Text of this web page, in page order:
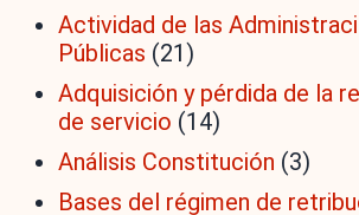
Actividad de las
Públicas (21)
Adquisición y pérdida de la
de servicio (14)
Análisis Constitución (3)
Bases del régimen de